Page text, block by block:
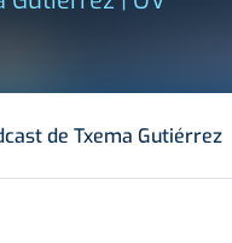
de Txema Gutiérrez